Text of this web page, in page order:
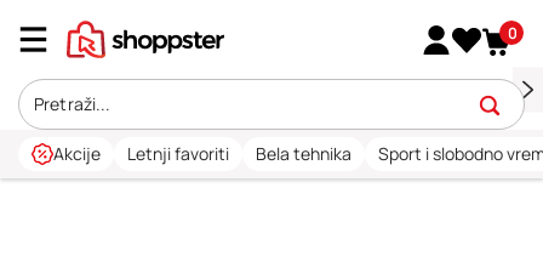
0
Akcije Letnji favoriti Bela tehnika Sport i slobodno